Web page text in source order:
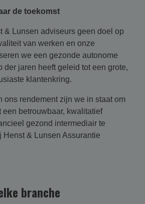
de toekomst
& Lunsen adviseurs geen doel op
van werken en onze
we een gezonde autonome
der jaren heeft geleid tot een grote,
klantenkring.
ons rendement zijn we in staat om
een betrouwbaar, kwalitatief
gezond intermediair te
Henst & Lunsen Assurantie
branche